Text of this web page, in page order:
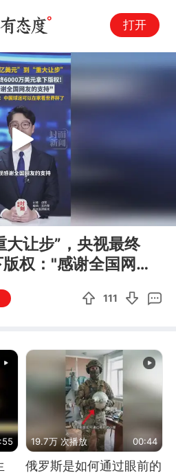
打开
00:18
Play
大让步”，央视最终
权："感谢全国网友
，中国...
111
19.7万 次播放 00:44
俄罗斯是如何通过眼前的